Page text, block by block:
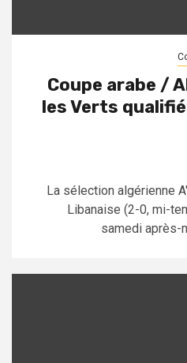
Coupe arabe /
les Verts
La sélection algérienne
Libanaise (2-0, mi-
samedi après-